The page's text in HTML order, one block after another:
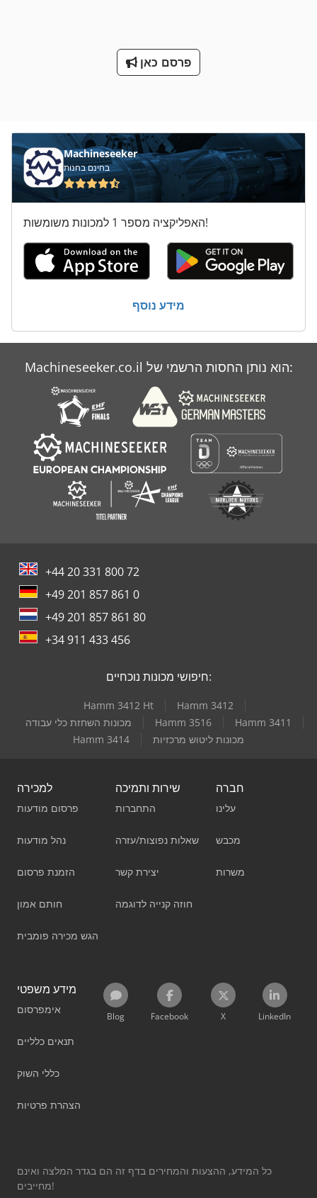
פרסם כאן
Machineseeker
בחינם בחנות
האפליקציה מספר 1 למכונות משומשות!
מידע נוסף
Machineseeker.co.il הוא נותן החסות הרשמי של:
+44 20 331 800 72
+49 201 857 861 0
+49 201 857 861 80
+34 911 433 456
חיפושי מכונות נוכחיים:
Hamm 3412 Ht
Hamm 3412
מכונות השחזת כלי עבודה
Hamm 3516
Hamm 3411
Hamm 3414
מכונות ליטוש מרכזיות
למכירה
פרסום מודעות
נהל מודעות
הזמנת פרסום
חותם אמון
הגש מכירה פומבית
שירות ותמיכה
התחברות
שאלות נפוצות/עזרה
יצירת קשר
חוזה קנייה לדוגמה
חברה
עלינו
מכבש
משרות
מידע משפטי
אימפרסום
תנאים כלליים
כללי השוק
הצהרת פרטיות
Blog Facebook X LinkedIn
כל המידע, ההצעות והמחירים בדף זה הם בגדר המלצה ואינם
מחייבים!